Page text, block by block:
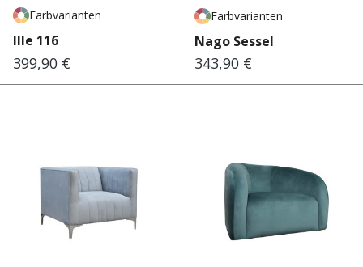
Farbvarianten
Ille 116
Regulärer Preis:
399,90 €
Farbvarianten
Nago Sessel
Regulärer Preis:
343,90 €